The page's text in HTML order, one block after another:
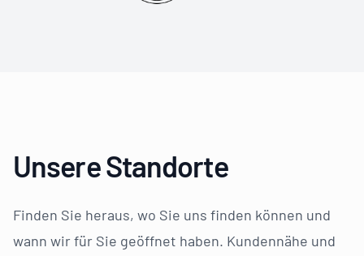
Unsere Standorte
Finden Sie heraus, wo Sie uns finden können und
wann wir für Sie geöffnet haben. Kundennähe und